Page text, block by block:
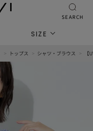
SEARCH
SIZE
トップス シャツ・ブラウス 【